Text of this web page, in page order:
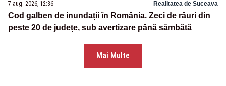
7 aug. 2026, 12:36 Realitatea de Suceava
Cod galben de inundații în România. Zeci de râuri din
peste 20 de județe, sub avertizare până sâmbătă
Mai Multe